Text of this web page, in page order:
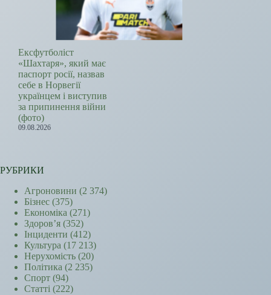
Ексфутболіст
«Шахтаря», який має
паспорт росії, назвав
себе в Норвегії
українцем і виступив
за припинення війни
(фото)
09.08.2026
РУБРИКИ
Агроновини (2 374)
Бізнес (375)
Економіка (271)
Здоров’я (352)
Інциденти (412)
Культура (17 213)
Нерухомість (20)
Політика (2 235)
Спорт (94)
Статті (222)